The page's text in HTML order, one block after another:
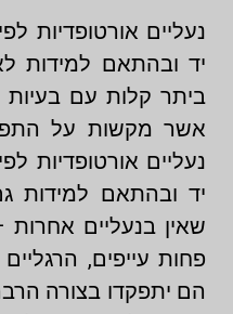
נעליים אורטופדיות
יד ובהתאם למידות
ביתר קלות עם בעיות
אשר מקשות על
נעליים אורטופדיות
יד ובהתאם למידות
שאין בנעליים אחרות
פחות עייפים,
הם יתפקדו בצורה